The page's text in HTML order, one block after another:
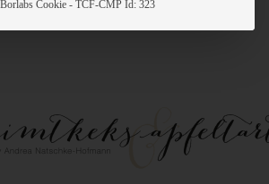
Borlabs Cookie - TCF-CMP Id: 323